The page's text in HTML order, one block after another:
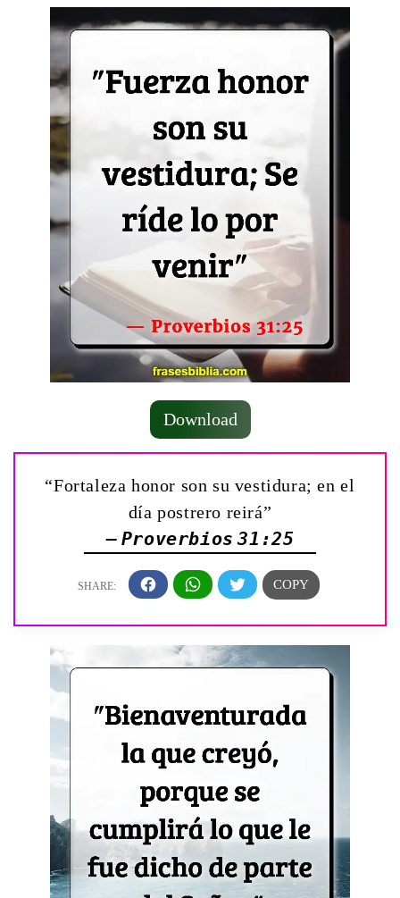
Download
“Fortaleza honor son su vestidura; en el
día postrero reirá”
— Proverbios 31:25